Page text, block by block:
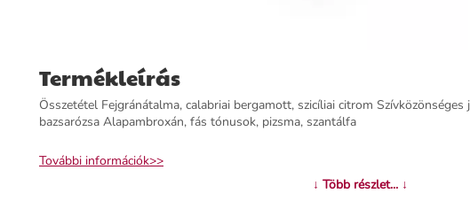
Termékleírás
Összetétel Fejgránátalma, calabriai bergamott, szicíliai citrom Szívközönséges
bazsarózsa Alapambroxán, fás tónusok, pizsma, szantálfa
További információk>>
↓ Több részlet... ↓